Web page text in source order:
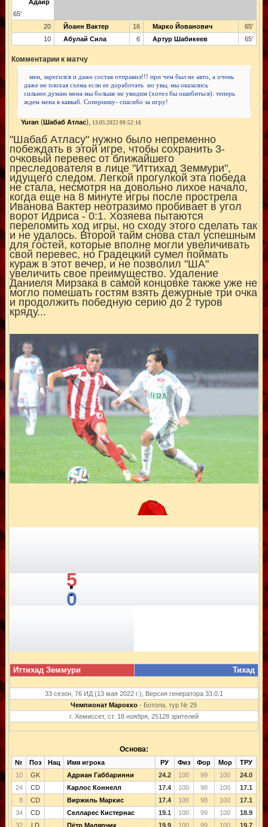
Адаир
65'
20
Йоанн Вактер 16 Марко Йованович
65'
10
Абулай Сила 6 Артур Шабикеев 65'
Комментарии к матчу
мен, зарегился и даже состав отправил!!! при чем был не авто, а очень
даже не плохая схема если ее доработать но увы, мы оказались
сильнее.думаю мена мы больше не увидим (хотел бы ошибиться). теперь
ждем мена в кавкаб. Сопернику- спасибо за игру!
Yuran (Шабаб Атлас), 13.05.2022 09:52:16
"Шабаб Атласу" нужно было непременно
побеждать в этой игре, чтобы сохранить 3-
очковый перевес от ближайшего
преследователя в лице "Иттихад Земмури",
идущего следом. Легкой прогулкой эта победа
не стала, несмотря на довольно лихое начало,
когда еще на 8 минуте игры после прострела
Иванова Вактер неотразимо пробивает в угол
ворот Идриса - 0:1. Хозяева пытаются
переломить ход игры, но сходу этого сделать так
и не удалось. Второй тайм снова стал успешным
для гостей, которые вполне могли увеличивать
свой перевес, но Градецкий сумел поймать
кураж в этот вечер, и не позволил "ША"
увеличить свое преимущество. Удаление
Даниеля Мирзака в самой концовке также уже не
могло помешать гостям взять дежурные три очка
и продолжить победную серию до 2 туров
кряду...
5
:
0
Иттихад Земмури Тихад
33 сезон, 76 ИД (13 мая 2022 г.), Версия генератора 33.0.1
Чемпионат Марокко - Ботола, тур № 29
г. Хемиссет, ст. 18 ноября, 25128 зрителей
Основа:
№ Поз Нац Имя игрока РУ Физ Фор Мор
ТРУ
10
GK Адриан Габбаринни 24.2 100 99 100
24.0
24
CD Карлос Коннелл 17.4 100 98 100
17.1
8
CD Виржиль Маркис 17.4 100 98 100
17.1
34
CD Селларес Кистернас 19.1 100 99 100
18.9
32
LD Пётр Малярчик 19.9 100 99 100
19.7